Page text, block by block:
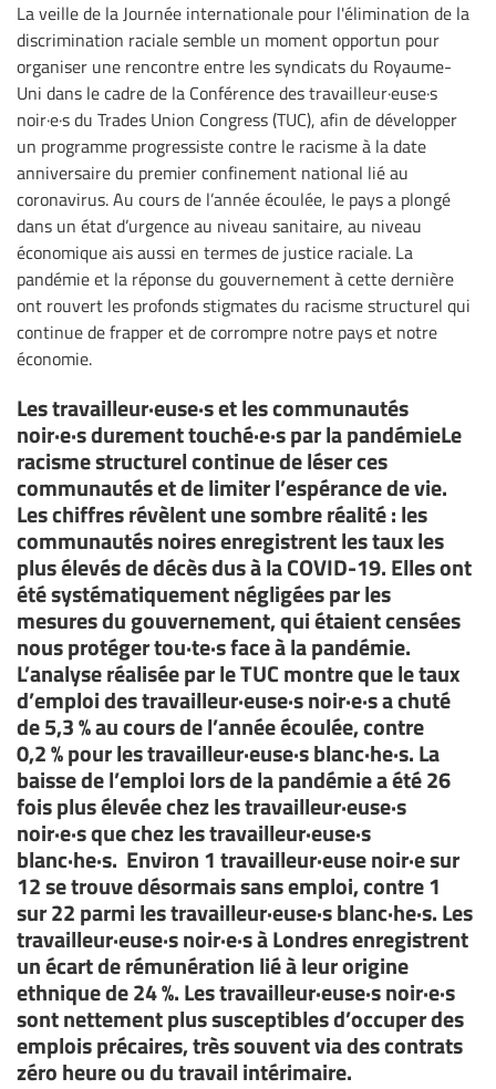
La veille de la Journée internationale pour l'élimination de la
discrimination raciale semble un moment opportun pour
organiser une rencontre entre les syndicats du Royaume-
Uni dans le cadre de la Conférence des travailleur·euse·s
noir·e·s du Trades Union Congress (TUC), afin de développer
un programme progressiste contre le racisme à la date
anniversaire du premier confinement national lié au
coronavirus. Au cours de l’année écoulée, le pays a plongé
dans un état d’urgence au niveau sanitaire, au niveau
économique ais aussi en termes de justice raciale. La
pandémie et la réponse du gouvernement à cette dernière
ont rouvert les profonds stigmates du racisme structurel qui
continue de frapper et de corrompre notre pays et notre
économie.
Les travailleur·euse·s et les communautés
noir·e·s durement touché·e·s par la pandémieLe
racisme structurel continue de léser ces
communautés et de limiter l’espérance de vie.
Les chiffres révèlent une sombre réalité : les
communautés noires enregistrent les taux les
plus élevés de décès dus à la COVID-19. Elles ont
été systématiquement négligées par les
mesures du gouvernement, qui étaient censées
nous protéger tou·te·s face à la pandémie.
L’analyse réalisée par le TUC montre que le taux
d’emploi des travailleur·euse·s noir·e·s a chuté
de 5,3 % au cours de l’année écoulée, contre
0,2 % pour les travailleur·euse·s blanc·he·s. La
baisse de l’emploi lors de la pandémie a été 26
fois plus élevée chez les travailleur·euse·s
noir·e·s que chez les travailleur·euse·s
blanc·he·s. Environ 1 travailleur·euse noir·e sur
12 se trouve désormais sans emploi, contre 1
sur 22 parmi les travailleur·euse·s blanc·he·s. Les
travailleur·euse·s noir·e·s à Londres enregistrent
un écart de rémunération lié à leur origine
ethnique de 24 %. Les travailleur·euse·s noir·e·s
sont nettement plus susceptibles d’occuper des
emplois précaires, très souvent via des contrats
zéro heure ou du travail intérimaire.